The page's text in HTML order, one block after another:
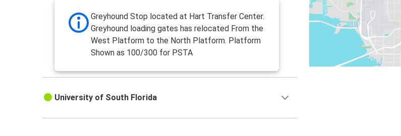
Greyhound Stop located at Hart Transfer Center.
Greyhound loading gates has relocated From the
West Platform to the North Platform. Platform
Shown as 100/300 for PSTA
University of South Florida